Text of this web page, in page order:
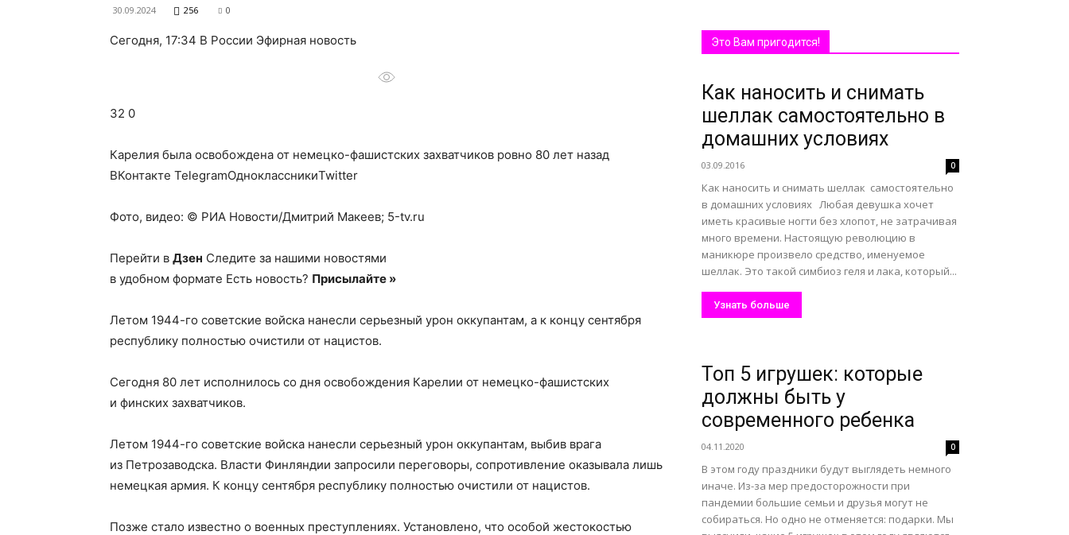
30.09.2024 256 0
Сегодня, 17:34 В России Эфирная новость
32 0
Карелия была освобождена от немецко-фашистских захватчиков ровно 80 лет назад
ВКонтакте TelegramОдноклассникиTwitter
Фото, видео: © РИА Новости/Дмитрий Макеев; 5-tv.ru
Перейти в Дзен Следите за нашими новостями
в удобном формате Есть новость? Присылайте »
Летом 1944-го советские войска нанесли серьезный урон оккупантам, а к концу сентября
республику полностью очистили от нацистов.
Сегодня 80 лет исполнилось со дня освобождения Карелии от немецко-фашистских
и финских захватчиков.
Летом 1944-го советские войска нанесли серьезный урон оккупантам, выбив врага
из Петрозаводска. Власти Финляндии запросили переговоры, сопротивление оказывала лишь
немецкая армия. К концу сентября республику полностью очистили от нацистов.
Позже стало известно о военных преступлениях. Установлено, что особой жестокостью
Это Вам пригодится!
Как наносить и снимать
шеллак самостоятельно в
домашних условиях
03.09.2016 0
Как наносить и снимать шеллак самостоятельно
в домашних условиях Любая девушка хочет
иметь красивые ногти без хлопот, не затрачивая
много времени. Настоящую революцию в
маникюре произвело средство, именуемое
шеллак. Это такой симбиоз геля и лака, который...
Узнать больше
Топ 5 игрушек: которые
должны быть у
современного ребенка
04.11.2020 0
В этом году праздники будут выглядеть немного
иначе. Из-за мер предосторожности при
пандемии большие семьи и друзья могут не
собираться. Но одно не отменяется: подарки. Мы